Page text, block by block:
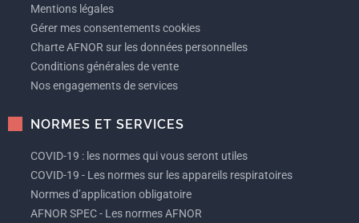
Mentions légales
Gérer mes consentements cookies
Charte AFNOR sur les données personnelles
Conditions générales de vente
Nos engagements de services
NORMES ET SERVICES
COVID-19 : les normes qui vous seront utiles
COVID-19 - Les normes sur les appareils respiratoires
Normes d’application obligatoire
AFNOR SPEC - Les normes AFNOR